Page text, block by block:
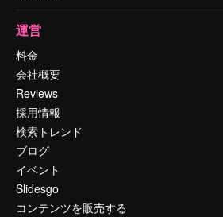
運営
料金
会社概要
Reviews
採用情報
検索トレンド
ブログ
イベント
Slidesgo
コンテンツを販売する